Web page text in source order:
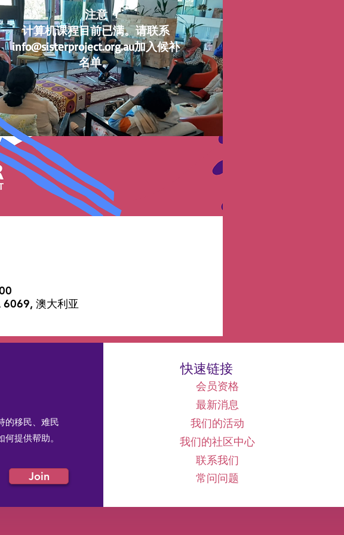
澳大利亚
注意
计算机课程目前已满。请联系
info@sisterproject.org.au加入候补
名单。
的移民、难民
提供帮助。
Join
快速链接
会员资格
最新消息
我们的活动
我们的社区中心
联系我们
常问问题